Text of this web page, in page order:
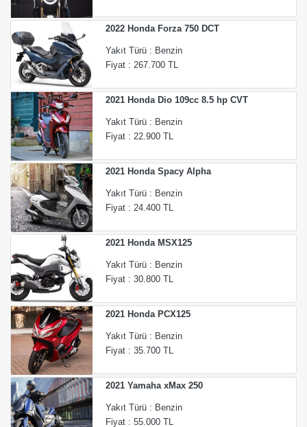
2022 Honda Forza 750 DCT
Yakıt Türü : Benzin
Fiyat : 267.700 TL
2021 Honda Dio 109cc 8.5 hp CVT
Yakıt Türü : Benzin
Fiyat : 22.900 TL
2021 Honda Spacy Alpha
Yakıt Türü : Benzin
Fiyat : 24.400 TL
2021 Honda MSX125
Yakıt Türü : Benzin
Fiyat : 30.800 TL
2021 Honda PCX125
Yakıt Türü : Benzin
Fiyat : 35.700 TL
2021 Yamaha xMax 250
Yakıt Türü : Benzin
Fiyat : 55.000 TL